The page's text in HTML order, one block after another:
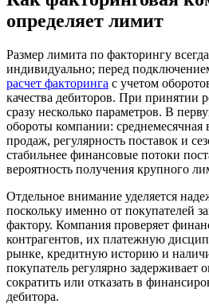
определяет лимит
Размер лимита по факторингу
индивидуально; перед
расчет факторинга с учетом
качества дебиторов. При принятии
сразу несколько параметров. В
обороты компании: среднемесячная
продаж, регулярность поставок и
стабильнее финансовые потоки
вероятность получения крупного
Отдельное внимание уделяется
поскольку именно от покупателей
фактору. Компания проверяет
контрагентов, их платежную
рынке, кредитную историю и
покупатель регулярно задерживает
сократить или отказать в
дебитора.